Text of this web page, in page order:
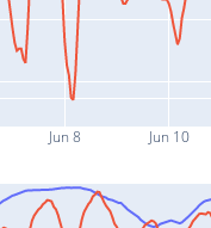
Jun 8 Jun 10